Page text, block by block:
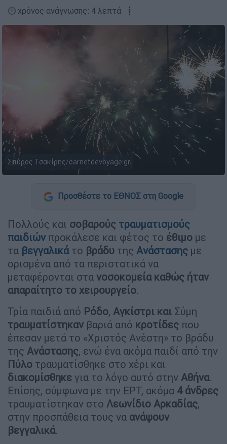
🕛 χρόνος ανάγνωσης: 4 λεπτά ┋
Σπύρος Τσακίρης/carnetdevoyage.gr
Προσθέστε το ΕΘΝΟΣ στη Google
Πολλούς και σοβαρούς τραυματισμούς
παιδιών προκάλεσε και φέτος το έθιμο με
τα βεγγαλικάτο βράδυ της Ανάστασης με
ορισμένα από τα περιστατικά να
μεταφέρονται στα νοσοκομεία καθώς ήταν
απαραίτητο το χειρουργείο.
Τρία παιδιά από Ρόδο, Αγκίστρι και Σύμη
τραυματίστηκαν βαριά από κροτίδες που
έπεσαν μετά το «Χριστός Ανέστη» το βράδυ
της Ανάστασης, ενώ ένα ακόμα παιδί από την
Πύλο τραυματίσθηκε στο χέρι και
διακομίσθηκε για το λόγο αυτό στην Αθήνα.
Επίσης, σύμφωνα με την ΕΡΤ, ακόμα 4 άνδρες
τραυματίστηκαν στο Λεωνίδιο Αρκαδίας,
στην προσπάθεια τους να ανάψουν
βεγγαλικά.